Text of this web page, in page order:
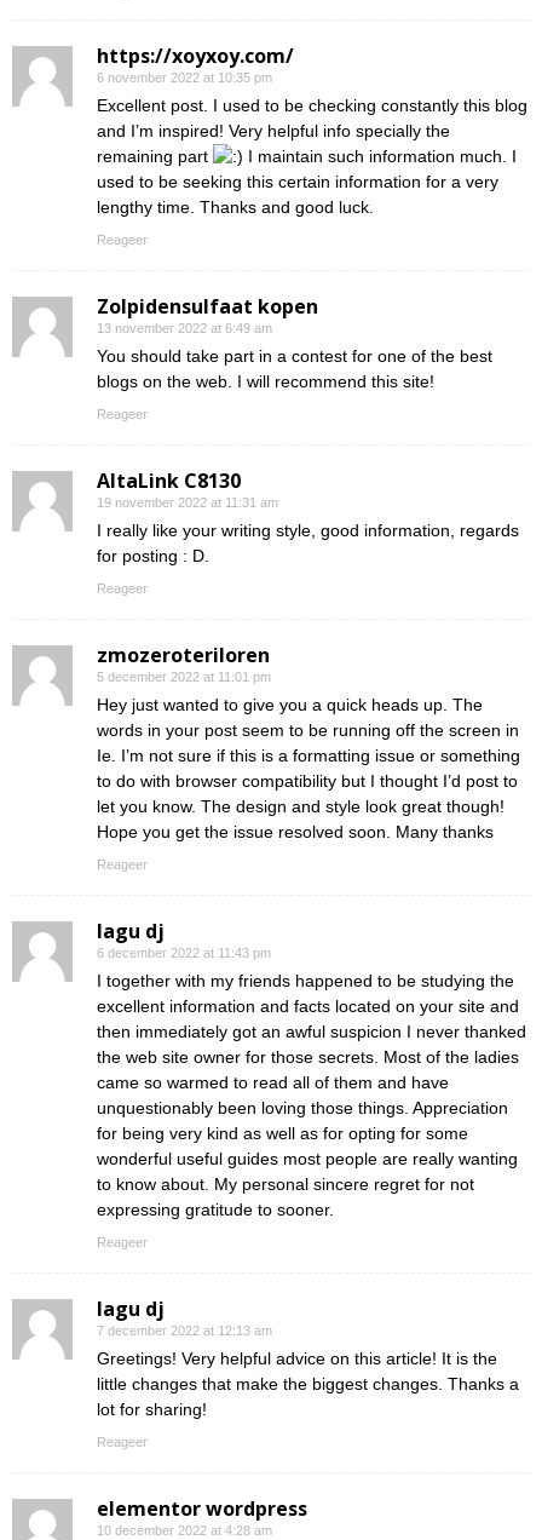
https://xoyxoy.com/
6 november 2022 at 10:35 pm
Excellent post. I used to be checking constantly this blog
and I’m inspired! Very helpful info specially the
remaining part
I maintain such information much. I
used to be seeking this certain information for a very
lengthy time. Thanks and good luck.
Reageer
Zolpidensulfaat kopen
13 november 2022 at 6:49 am
You should take part in a contest for one of the best
blogs on the web. I will recommend this site!
Reageer
AltaLink C8130
19 november 2022 at 11:31 am
I really like your writing style, good information, regards
for posting : D.
Reageer
zmozeroteriloren
5 december 2022 at 11:01 pm
Hey just wanted to give you a quick heads up. The
words in your post seem to be running off the screen in
Ie. I’m not sure if this is a formatting issue or something
to do with browser compatibility but I thought I’d post to
let you know. The design and style look great though!
Hope you get the issue resolved soon. Many thanks
Reageer
lagu dj
6 december 2022 at 11:43 pm
I together with my friends happened to be studying the
excellent information and facts located on your site and
then immediately got an awful suspicion I never thanked
the web site owner for those secrets. Most of the ladies
came so warmed to read all of them and have
unquestionably been loving those things. Appreciation
for being very kind as well as for opting for some
wonderful useful guides most people are really wanting
to know about. My personal sincere regret for not
expressing gratitude to sooner.
Reageer
lagu dj
7 december 2022 at 12:13 am
Greetings! Very helpful advice on this article! It is the
little changes that make the biggest changes. Thanks a
lot for sharing!
Reageer
elementor wordpress
10 december 2022 at 4:28 am